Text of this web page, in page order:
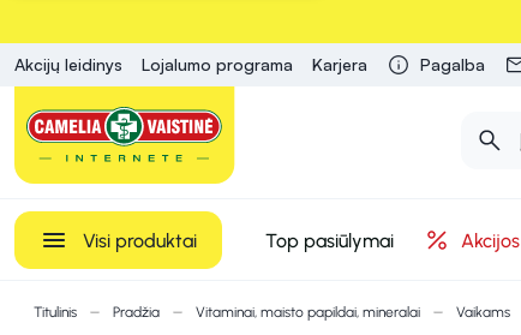
Akcijų leidinys Lojalumo programa Karjera Pagalba
Visi produktai Top pasiūlymai Akcijos
Titulinis Pradžia Vitaminai, maisto papildai, mineralai Vaikams